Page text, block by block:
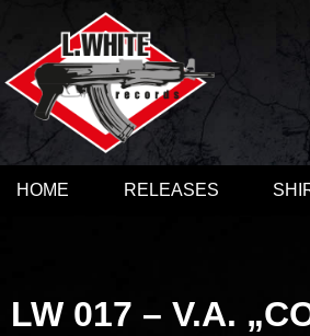
HOME RELEASES
LW 017 – V.A.